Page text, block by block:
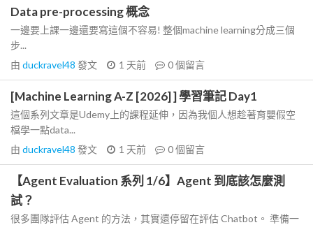
Data pre-processing 概念
一邊要上課一邊還要寫這個不容易! 整個machine learning分成三個
步...
由 duckravel48 發文 1 天前 0個留言
[Machine Learning A-Z [2026] ] 學習筆記 Day1
這個系列文章是Udemy上的課程延伸，因為我個人想趁著育嬰假空
檔學一點data...
由 duckravel48 發文 1 天前 0個留言
【Agent Evaluation 系列 1/6】Agent 到底該怎麼測
試？
很多團隊評估 Agent 的方法，其實還停留在評估 Chatbot。 準備一